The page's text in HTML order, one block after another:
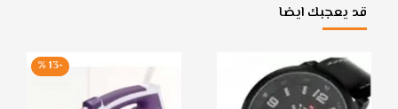
قد يعجبك ايضا
-13 %